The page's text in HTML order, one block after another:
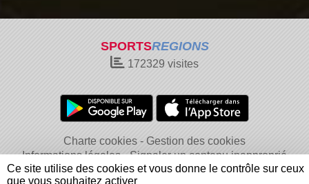
SPORTSREGIONS
172329 visites
Charte cookies
Gestion des cookies
Informations légales
Signaler un contenu inapproprié
Ce site utilise des cookies et vous donne le contrôle sur ceux
que vous souhaitez activer